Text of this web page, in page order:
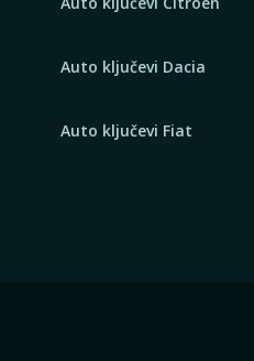
Auto ključevi Dacia
Auto ključevi Fiat